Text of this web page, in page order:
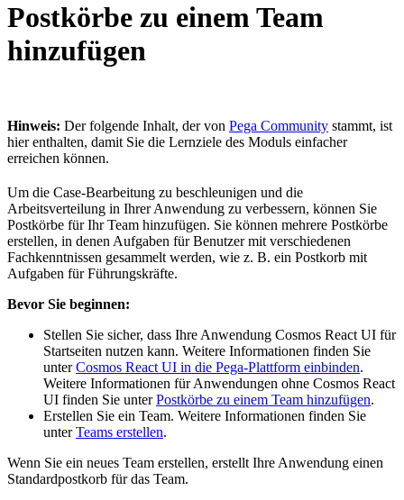
Postkörbe zu einem Team
hinzufügen
Hinweis: Der folgende Inhalt, der von Pega Community stammt, ist
hier enthalten, damit Sie die Lernziele des Moduls einfacher
erreichen können.
Um die Case-Bearbeitung zu beschleunigen und die
Arbeitsverteilung in Ihrer Anwendung zu verbessern, können Sie
Postkörbe für Ihr Team hinzufügen. Sie können mehrere Postkörbe
erstellen, in denen Aufgaben für Benutzer mit verschiedenen
Fachkenntnissen gesammelt werden, wie z. B. ein Postkorb mit
Aufgaben für Führungskräfte.
Bevor Sie beginnen:
Stellen Sie sicher, dass Ihre Anwendung Cosmos React UI für
Startseiten nutzen kann. Weitere Informationen finden Sie
unterCosmos React UI in die Pega-Plattform einbinden.
Weitere Informationen für Anwendungen ohne Cosmos React
UI finden Sie unterPostkörbe zu einem Team hinzufügen.
Erstellen Sie ein Team. Weitere Informationen finden Sie
unterTeams erstellen.
Wenn Sie ein neues Team erstellen, erstellt Ihre Anwendung einen
Standardpostkorb für das Team.